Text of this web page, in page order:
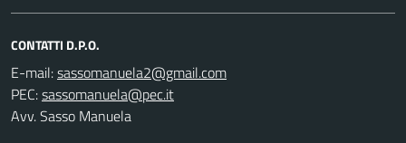
CONTATTI D.P.O.
E-mail:
PEC:
Avv. Sasso Manuela